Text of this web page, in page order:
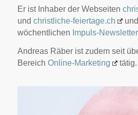
Er ist Inhaber der Webseiten
und christliche-feiertage.ch
wöchentlichen Impuls-
Andreas Räber ist zudem seit
Bereich Online-Marketing tätig.